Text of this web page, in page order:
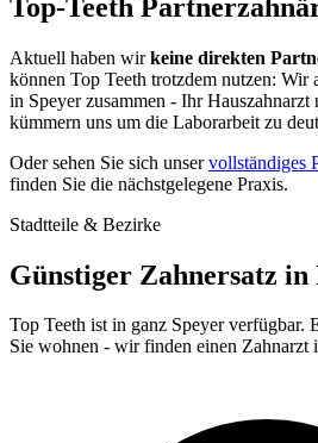
Top-Teeth
Aktuell haben wirkeine direkten
können Top Teeth trotzdem nutzen: Wir
in Speyerzusammen - Ihr
kümmern uns um die Laborarbeit zu
Oder sehen Sie sich unservollständiges
finden Sie die nächstgelegene Praxis.
Stadtteile & Bezirke
Günstiger Zahnersatz
Top Teeth ist in ganz Speyerverfügbar.
Sie wohnen - wir finden einen Zahnarzt